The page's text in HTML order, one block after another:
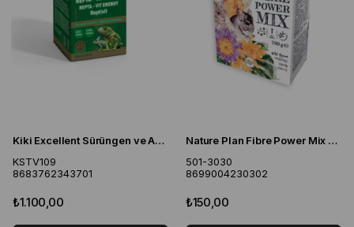
Kiki Excellent Sürüngen ve Amfibiler İçin Muzlu Kalsiyum Tozu 100 Gr
KSTV109
8683762343701
₺1.100,00
Nature Plan Fibre Power Mix Kemirgen Yemi 700 Gr
501-3030
8699004230302
₺150,00